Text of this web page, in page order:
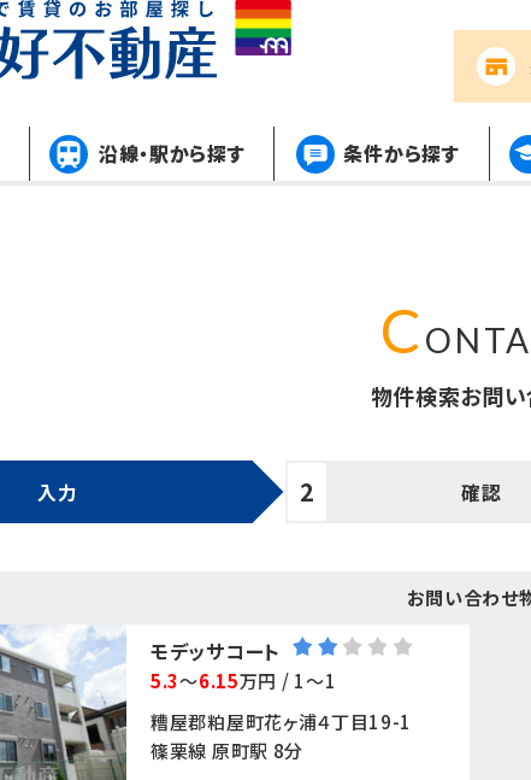
沿線・駅から探す 条件から探す
物件検索お問
入力 確認
お問い合わせ
モデッサコート
5.3～6.15万円 / 1～1
糟屋郡粕屋町花ヶ浦４丁目19-1
篠栗線 原町駅 8分